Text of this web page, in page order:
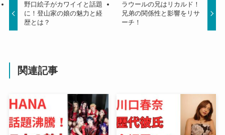
野口絵子がカワイイと話題
に！登山家の娘の魅力と経
歴とは？
ラウールの兄はリカルド！
兄弟の関係性と影響をリサ
ーチ！
関連記事